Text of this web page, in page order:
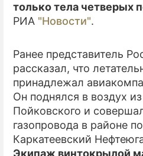
только тела четверых
РИА "Новости".
Ранее представитель
рассказал, что
принадлежал
Он поднялся в воздух
Пойковского и
газопровода в районе
Каркатеевский
Экипаж винтокрылой